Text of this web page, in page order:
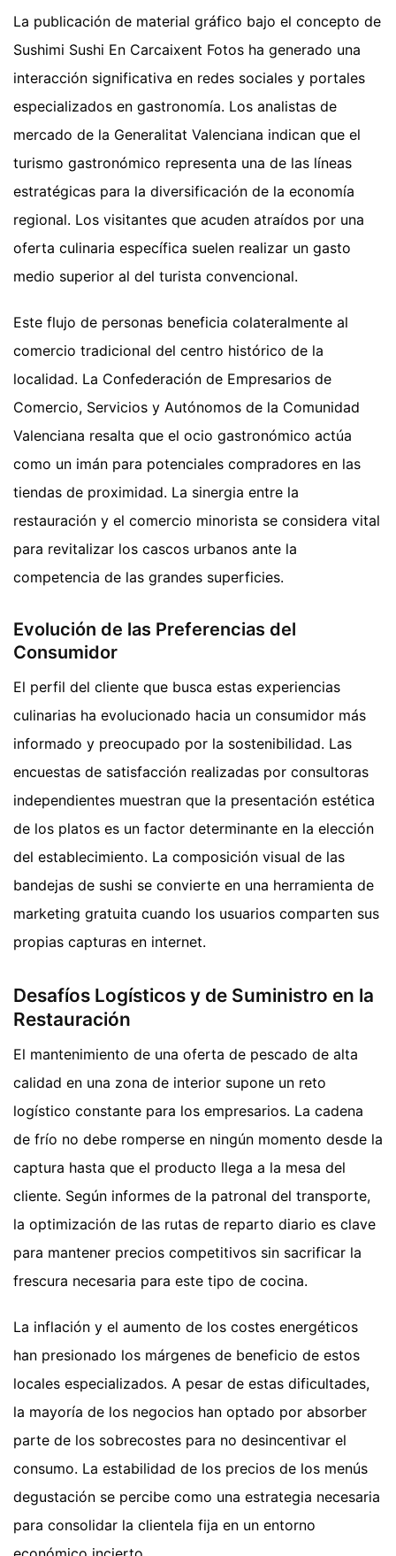
La publicación de material gráfico bajo el concepto de
Sushimi Sushi En Carcaixent Fotos ha generado una
interacción significativa en redes sociales y portales
especializados en gastronomía. Los analistas de
mercado de la Generalitat Valenciana indican que el
turismo gastronómico representa una de las líneas
estratégicas para la diversificación de la economía
regional. Los visitantes que acuden atraídos por una
oferta culinaria específica suelen realizar un gasto
medio superior al del turista convencional.
Este flujo de personas beneficia colateralmente al
comercio tradicional del centro histórico de la
localidad. La Confederación de Empresarios de
Comercio, Servicios y Autónomos de la Comunidad
Valenciana resalta que el ocio gastronómico actúa
como un imán para potenciales compradores en las
tiendas de proximidad. La sinergia entre la
restauración y el comercio minorista se considera vital
para revitalizar los cascos urbanos ante la
competencia de las grandes superficies.
Evolución de las Preferencias del
Consumidor
El perfil del cliente que busca estas experiencias
culinarias ha evolucionado hacia un consumidor más
informado y preocupado por la sostenibilidad. Las
encuestas de satisfacción realizadas por consultoras
independientes muestran que la presentación estética
de los platos es un factor determinante en la elección
del establecimiento. La composición visual de las
bandejas de sushi se convierte en una herramienta de
marketing gratuita cuando los usuarios comparten sus
propias capturas en internet.
Desafíos Logísticos y de Suministro en la
Restauración
El mantenimiento de una oferta de pescado de alta
calidad en una zona de interior supone un reto
logístico constante para los empresarios. La cadena
de frío no debe romperse en ningún momento desde la
captura hasta que el producto llega a la mesa del
cliente. Según informes de la patronal del transporte,
la optimización de las rutas de reparto diario es clave
para mantener precios competitivos sin sacrificar la
frescura necesaria para este tipo de cocina.
La inflación y el aumento de los costes energéticos
han presionado los márgenes de beneficio de estos
locales especializados. A pesar de estas dificultades,
la mayoría de los negocios han optado por absorber
parte de los sobrecostes para no desincentivar el
consumo. La estabilidad de los precios de los menús
degustación se percibe como una estrategia necesaria
para consolidar la clientela fija en un entorno